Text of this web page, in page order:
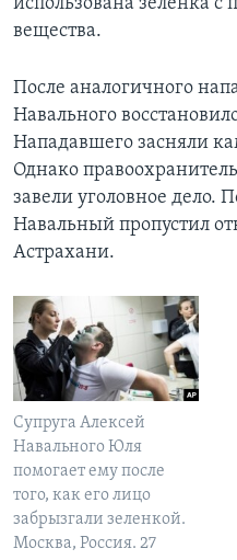
использована зеленка с
вещества.
После аналогичного
Навального
Нападавшего засняли
Однако
завели уголовное дело.
Навальный пропустил
Астрахани.
Супруга Алексей
Навального Юля
помогает ему после
того, как его лицо
забрызгали зеленкой.
Москва, Россия. 27